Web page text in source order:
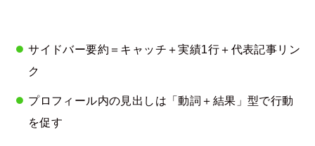
サイドバー要約＝キャッチ＋実績1行＋代表記事リン
ク
プロフィール内の見出しは「動詞＋結果」型で行動
を促す